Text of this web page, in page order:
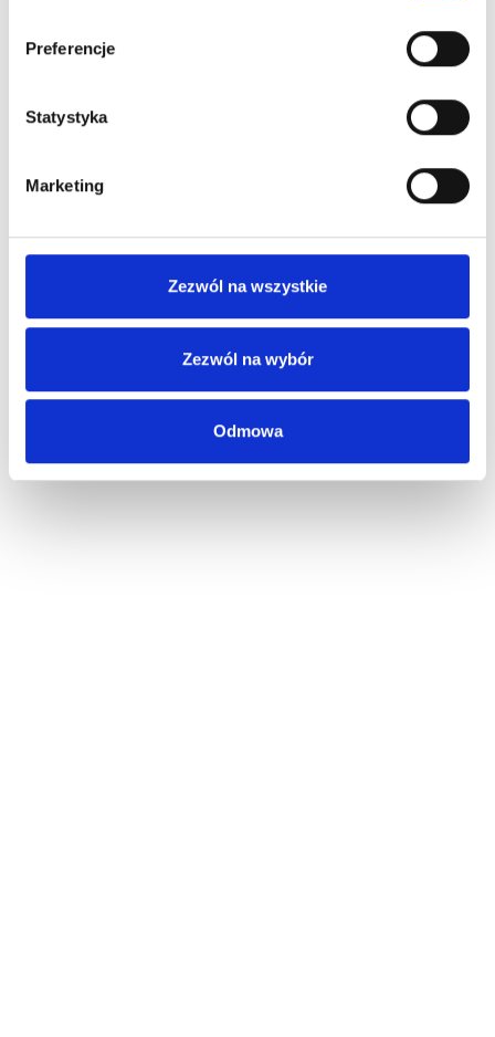
Preferencje
Statystyka
Marketing
Zezwól na wszystkie
Zezwól na wybór
Odmowa